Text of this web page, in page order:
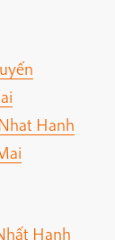
Hanh
Hạnh